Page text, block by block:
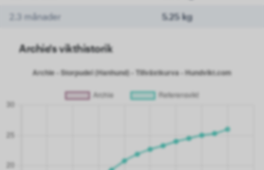
2.3 månader 5.25 kg
Archie's vikthistorik